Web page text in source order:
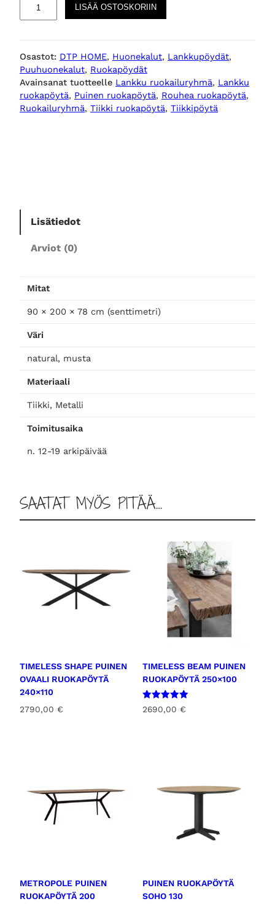
n
t
i
n
n
k
o
LISÄÄ OSTOSKORIIN
Osastot: DTP HOME, Huonekalut, Lankkupöydät
Puuhuonekalut, Ruokapöydät
Avainsanat tuotteelle Lankku ruokailuryhmä, Lankku
ruokapöytä, Puinen ruokapöytä, Rouhea ruokapöytä
Ruokailuryhmä, Tiikki ruokapöytä, Tiikkipöytä
Lisätiedot
Arviot (0)
Mitat
90 × 200 × 78 cm (senttimetri)
Väri
natural, musta
Materiaali
Tiikki, Metalli
Toimitusaika
n. 12-19 arkipäivää
SAATAT MYÖS PITÄÄ…
TIMELESS SHAPE PUINEN
OVAALI RUOKAPÖYTÄ
240×110
2790,00 €
TIMELESS BEAM PUINEN
RUOKAPÖYTÄ 250×100
Arvostelu
tuotteesta:
2690,00 €
METROPOLE PUINEN
RUOKAPÖYTÄ 200
PUINEN RUOKAPÖYTÄ
SOHO 130